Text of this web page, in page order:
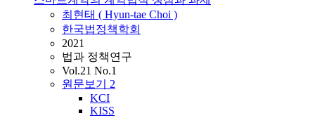
최현태 ( Hyun-tae Choi )
한국법정책학회
2021
법과 정책연구
Vol.21 No.1
원문보기 2
KCI
KISS